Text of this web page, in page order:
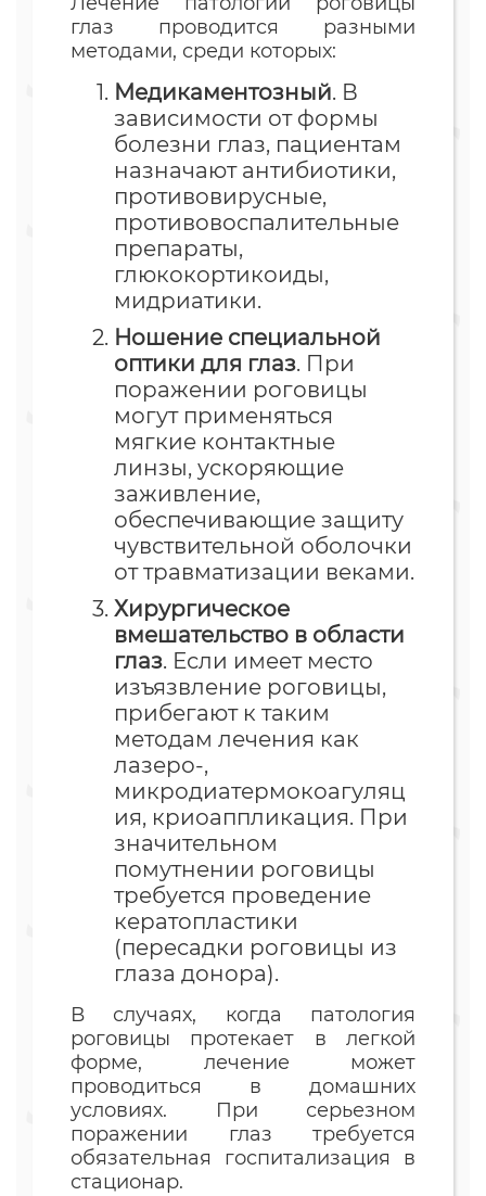
глаз проводится разными
методами, среди которых:
Медикаментозный. В
зависимости от формы
болезни глаз, пациентам
назначают антибиотики,
противовирусные,
противовоспалительные
препараты,
глюкокортикоиды,
мидриатики.
Ношение специальной
оптики для глаз. При
поражении роговицы
могут применяться
мягкие контактные
линзы, ускоряющие
заживление,
обеспечивающие защиту
чувствительной оболочки
от травматизации веками.
Хирургическое
вмешательство в области
глаз. Если имеет место
изъязвление роговицы,
прибегают к таким
методам лечения как
лазеро-,
микродиатермокоагуляц
ия, криоаппликация. При
значительном
помутнении роговицы
требуется проведение
кератопластики
(пересадки роговицы из
глаза донора).
В случаях, когда патология
роговицы протекает в легкой
форме, лечение может
проводиться в домашних
условиях. При серьезном
поражении глаз требуется
обязательная госпитализация в
стационар.